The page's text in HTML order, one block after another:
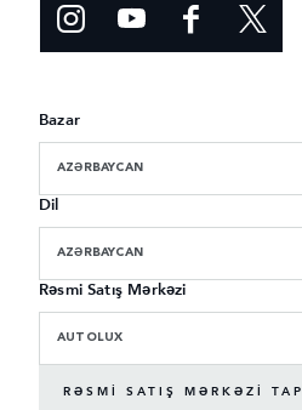
Bazar
AZƏRBAYCAN
Dil
AZƏRBAYCAN
Rəsmi Satış Mərkəzi
AUTOLUX
RƏSMI SATIŞ MƏRKƏZI TAP